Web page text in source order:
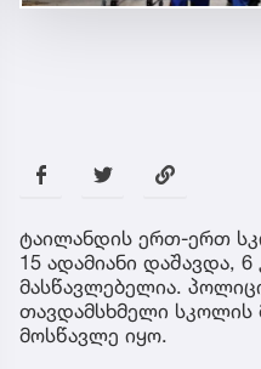
ტაილანდის ერთ-ერთ
15 ადამიანი დაშავდა,
მასწავლებელია.
თავდამსხმელი სკოლის
მოსწავლე იყო.